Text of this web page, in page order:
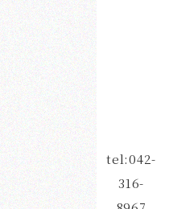
tel:042-
316-